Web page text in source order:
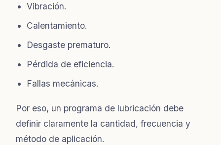
Vibración.
Calentamiento.
Desgaste prematuro.
Pérdida de eficiencia.
Fallas mecánicas.
Por eso, un programa de lubricación debe
definir claramente la cantidad, frecuencia y
método de aplicación.